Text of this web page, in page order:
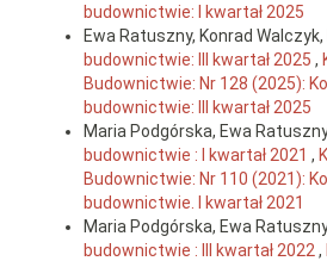
budownictwie: I kwartał 2025
Ewa Ratuszny, Konrad Walczyk,
budownictwie: III kwartał 2025 ,
Budownictwie: Nr 128 (2025):
budownictwie: III kwartał 2025
Maria Podgórska, Ewa
budownictwie : I kwartał 2021 ,
Budownictwie: Nr 110 (2021):
budownictwie. I kwartał 2021
Maria Podgórska, Ewa
budownictwie : III kwartał 2022 ,